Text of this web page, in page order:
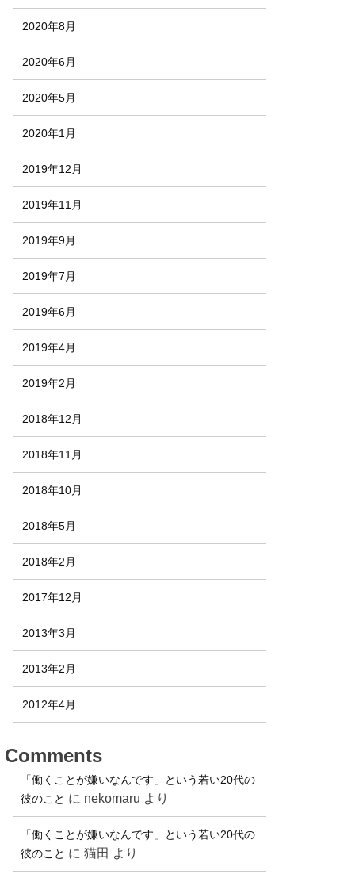
2020年8月
2020年6月
2020年5月
2020年1月
2019年12月
2019年11月
2019年9月
2019年7月
2019年6月
2019年4月
2019年2月
2018年12月
2018年11月
2018年10月
2018年5月
2018年2月
2017年12月
2013年3月
2013年2月
2012年4月
Comments
「働くことが嫌いなんです」という若い20代の
彼のこと に nekomaru より
「働くことが嫌いなんです」という若い20代の
彼のこと に 猫田 より